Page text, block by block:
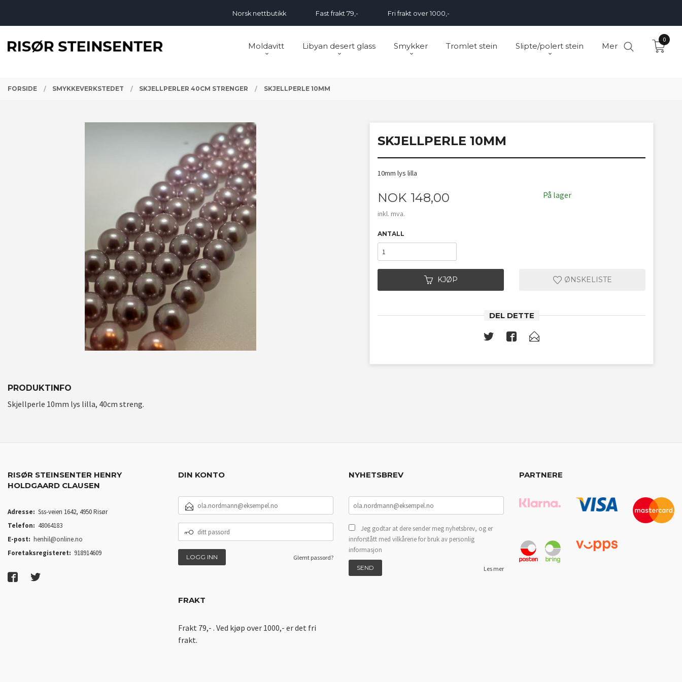
Norsk nettbutikk Fast frakt 79,- Fri frakt over 1000,-
Moldavitt Libyan desert glass Smykker Tromlet stein Slipte/polert stein Mer
0
FORSIDE SMYKKEVERKSTEDET SKJELLPERLER 40CM STRENGER SKJELLPERLE 10MM
SKJELLPERLE 10MM
10mm lys lilla
Pris
NOK 148,00
inkl. mva.
På lager
ANTALL
KJØP ØNSKELISTE
DEL DETTE
PRODUKTINFO
Skjellperle 10mm lys lilla, 40cm streng.
RISØR STEINSENTER HENRY
HOLDGAARD CLAUSEN
Adresse: Sss-veien 1642, 4950 Risør
Telefon: 48064183
E-post: henhil@online.no
Foretaksregisteret: 918914609
DIN KONTO
POSTADRESSE
PASSORD
Glemt passord?
FRAKT
Frakt 79,- . Ved kjøp over 1000,- er det fri
frakt.
NYHETSBREV
Jeg godtar at dere sender meg nyhetsbrev, og er
innforstått med vilkårene for bruk av personlig
informasjon
Les mer
PARTNERE